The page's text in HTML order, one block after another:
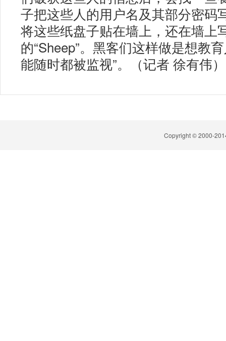
子把这些人的用户名及其部分密码
将这些纸盘子贴在墙上，还在墙上
的“Sheep”。黑客们这样做是想教
能随时都被监视”。（记者 徐有伟）